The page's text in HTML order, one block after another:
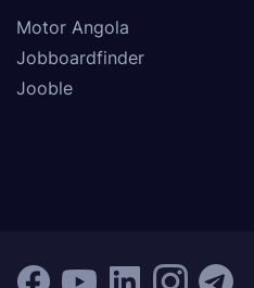
Motor Angola
Jobboardfinder
Jooble